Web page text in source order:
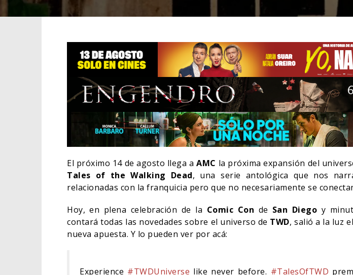
El próximo 14 de agosto llega aAMC la próxima expansión del
Tales of the Walking Dead, una serie antológica que nos
relacionadas con la franquicia pero que no necesariamente se
Hoy, en plena celebración de la Comic Con de San Diego y
contará todas las novedades sobre el universo de TWD, salió a la luz
nueva apuesta. Y lo pueden ver por acá:
Experience #TWDUniverse like never before. #TalesOfTWD